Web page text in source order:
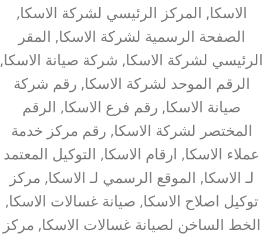
الاسكا, المركز الرئيسي لشركة الاسكا,
الصفحة الرسمية لشركة الاسكا, المقر
الرئيسي لشركة الاسكا, شركة صيانة الاسكا,
الرقم الموحد لشركة الاسكا, رقم شركة
صيانة الاسكا, رقم فرع الاسكا, الرقم
المختصر لشركة الاسكا, رقم مركز خدمة
عملاء الاسكا, ارقام الاسكا, التوكيل المعتمد
لـ الاسكا, الموقع الرسمي لـ الاسكا, مركز
توكيل اصلاح الاسكا, صيانة غسالات الاسكا,
الخط الساخن لصيانة غسالات الاسكا, مركز